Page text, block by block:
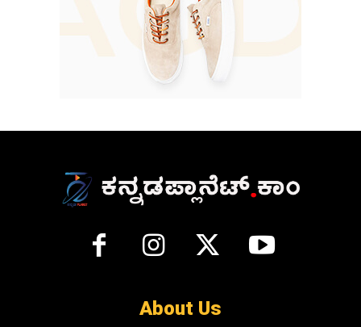
About Us